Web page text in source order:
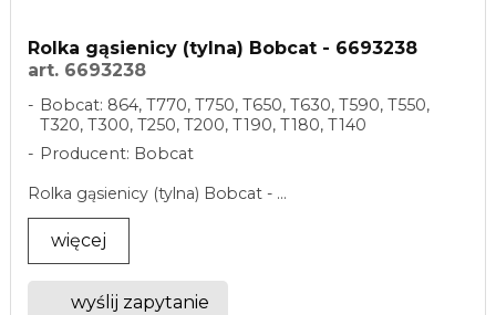
Rolka gąsienicy (tylna) Bobcat - 6693238
art. 6693238
Bobcat: 864, T770, T750, T650, T630, T590, T550,
T320, T300, T250, T200, T190, T180, T140
Producent: Bobcat
Rolka gąsienicy (tylna) Bobcat - ...
więcej
wyślij zapytanie